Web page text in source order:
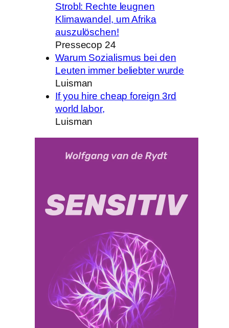
Strobl: Rechte leugnen
Klimawandel, um Afrika
auszulöschen!
Pressecop 24
Warum Sozialismus bei den
Leuten immer beliebter wurde
Luisman
If you hire cheap foreign 3rd
world labor,
Luisman